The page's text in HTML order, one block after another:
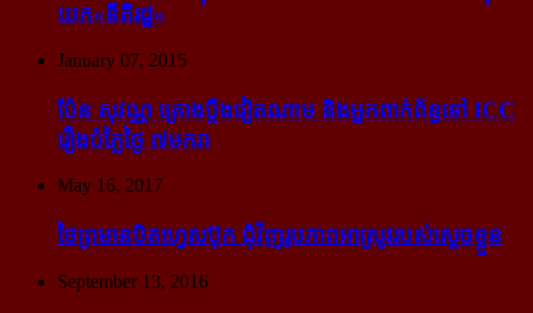
យក​«នីតិរដ្ឋ»
January 07, 2015
ប៉ែន សុវណ្ណ គ្រោង​ប្តឹង​វៀតណាម និង​អ្នក​ពាក់​ព័ន្ធ​ទៅ ICC
រឿង​បំភ្លៃ​ថ្ងៃ ៧​មករា
May 16, 2017
ថៃ​ព្រមាន​បិត​ហ្វេសប៊ុក ជុំ​វិញ​រូបភាព​អាស្រូវ​របស់​ស្ដេច​ខ្លួន
September 13, 2016